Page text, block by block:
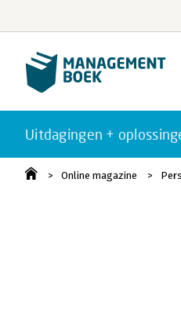
Uitdagingen +
Online magazine